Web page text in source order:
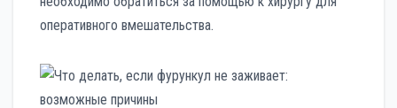
оперативного вмешательства.